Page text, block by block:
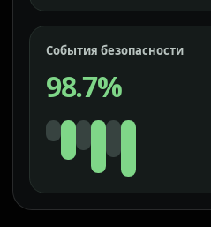
События безопасности
98.7%